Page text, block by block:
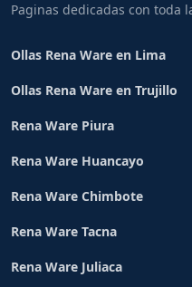
Paginas dedicadas con toda
Ollas Rena Ware en Lima
Ollas Rena Ware en Trujillo
Rena Ware Piura
Rena Ware Huancayo
Rena Ware Chimbote
Rena Ware Tacna
Rena Ware Juliaca